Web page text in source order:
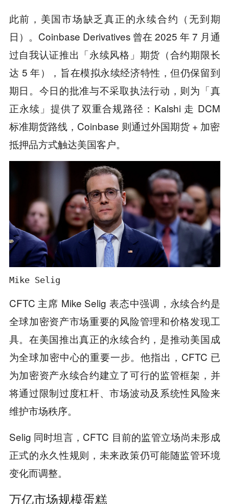
此前，美国市场缺乏真正的永续合约（无到期
日）。Coinbase Derivatives 曾在 2025 年 7 月通
过自我认证推出「永续风格」期货（合约期限长
达 5 年），旨在模拟永续经济特性，但仍保留到
期日。今日的批准与不采取执法行动，则为「真
正永续」提供了双重合规路径：Kalshi 走 DCM
标准期货路线，Coinbase 则通过外国期货 + 加密
抵押品方式触达美国客户。
Mike Selig
CFTC 主席 Mike Selig 表态中强调，永续合约是
全球加密资产市场重要的风险管理和价格发现工
具。在美国推出真正的永续合约，是推动美国成
为全球加密中心的重要一步。他指出，CFTC 已
为加密资产永续合约建立了可行的监管框架，并
将通过限制过度杠杆、市场波动及系统性风险来
维护市场秩序。
Selig 同时坦言，CFTC 目前的监管立场尚未形成
正式的永久性规则，未来政策仍可能随监管环境
变化而调整。
万亿市场规模蛋糕